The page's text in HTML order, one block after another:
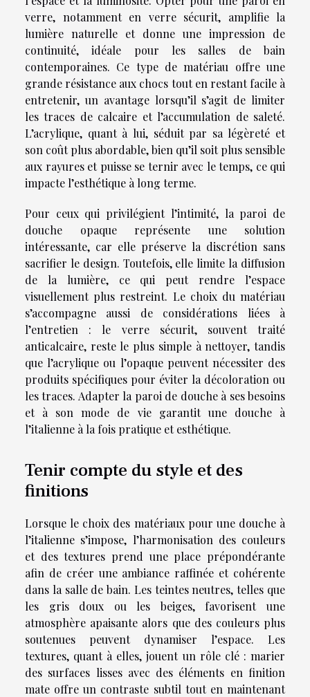
verre, notamment en verre sécurit, amplifie la
lumière naturelle et donne une impression de
continuité, idéale pour les salles de bain
contemporaines. Ce type de matériau offre une
grande résistance aux chocs tout en restant facile à
entretenir, un avantage lorsqu’il s’agit de limiter
les traces de calcaire et l’accumulation de saleté.
L’acrylique, quant à lui, séduit par sa légèreté et
son coût plus abordable, bien qu’il soit plus sensible
aux rayures et puisse se ternir avec le temps, ce qui
impacte l’esthétique à long terme.
Pour ceux qui privilégient l’intimité, la paroi de
douche opaque représente une solution
intéressante, car elle préserve la discrétion sans
sacrifier le design. Toutefois, elle limite la diffusion
de la lumière, ce qui peut rendre l’espace
visuellement plus restreint. Le choix du matériau
s’accompagne aussi de considérations liées à
l’entretien : le verre sécurit, souvent traité
anticalcaire, reste le plus simple à nettoyer, tandis
que l’acrylique ou l’opaque peuvent nécessiter des
produits spécifiques pour éviter la décoloration ou
les traces. Adapter la paroi de douche à ses besoins
et à son mode de vie garantit une douche à
l’italienne à la fois pratique et esthétique.
Tenir compte du style et des
finitions
Lorsque le choix des matériaux pour une douche à
l’italienne s’impose, l’harmonisation des couleurs
et des textures prend une place prépondérante
afin de créer une ambiance raffinée et cohérente
dans la salle de bain. Les teintes neutres, telles que
les gris doux ou les beiges, favorisent une
atmosphère apaisante alors que des couleurs plus
soutenues peuvent dynamiser l’espace. Les
textures, quant à elles, jouent un rôle clé : marier
des surfaces lisses avec des éléments en finition
mate offre un contraste subtil tout en maintenant